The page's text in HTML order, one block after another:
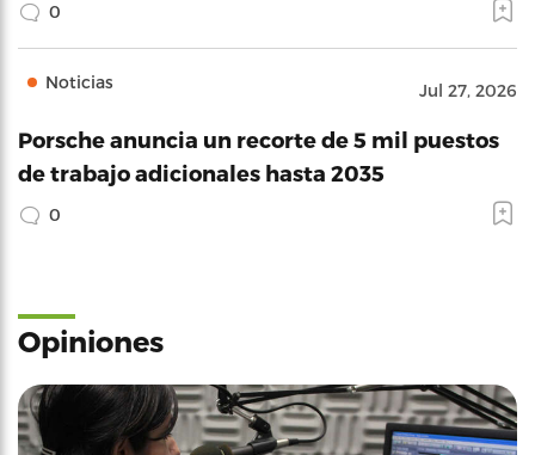
0
Noticias Jul 27, 2026
Porsche anuncia un recorte de 5 mil puestos
de trabajo adicionales hasta 2035
0
Opiniones